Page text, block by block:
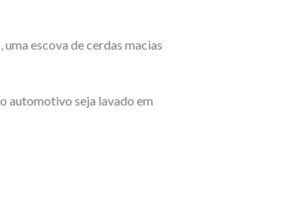
escova de cerdas macias
automotivo seja lavado em